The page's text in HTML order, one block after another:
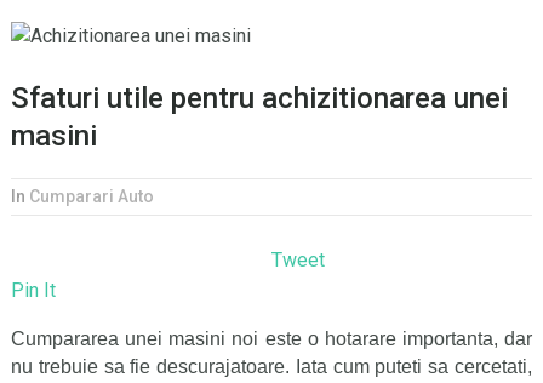
Sfaturi utile pentru achizitionarea unei
masini
In Cumparari Auto
Tweet
Pin It
Cumpararea unei masini noi este o hotarare importanta, dar
nu trebuie sa fie descurajatoare. Iata cum puteti sa cercetati,